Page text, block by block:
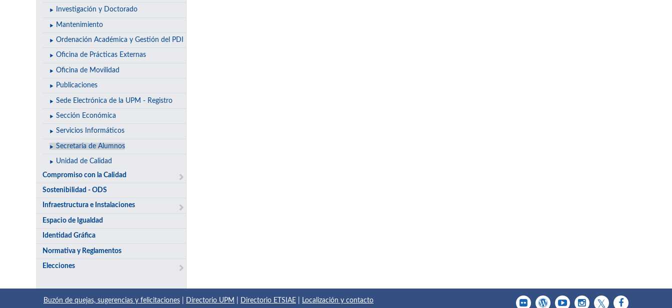
Investigación y Doctorado
Mantenimiento
Ordenación Académica y Gestión del PDI
Oficina de Prácticas Externas
Oficina de Movilidad
Publicaciones
Sede Electrónica de la UPM - Registro
Sección Económica
Servicios Informáticos
Secretaría de Alumnos
Unidad de Calidad
Compromiso con la Calidad
Sostenibilidad - ODS
Infraestructura e Instalaciones
Espacio de Igualdad
Identidad Gráfica
Normativa y Reglamentos
Elecciones
Buzón de quejas, sugerencias y felicitaciones Directorio UPM Directorio ETSIAE Localización y contacto